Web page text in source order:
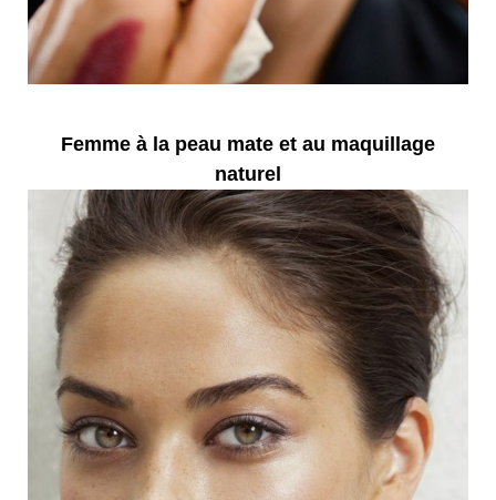
Femme à la peau mate et au maquillage
naturel